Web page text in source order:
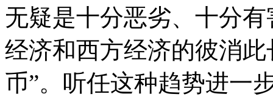
无疑是十分恶劣、十分
经济和西方经济的彼消
币”。听任这种趋势进一